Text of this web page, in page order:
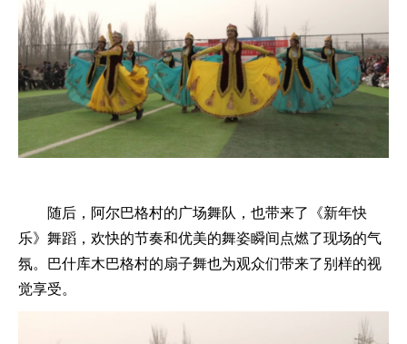
随后，阿尔巴格村的广场舞队，也带来了《新年快
乐》舞蹈，欢快的节奏和优美的舞姿瞬间点燃了现场的气
氛。巴什库木巴格村的扇子舞也为观众们带来了别样的视
觉享受。